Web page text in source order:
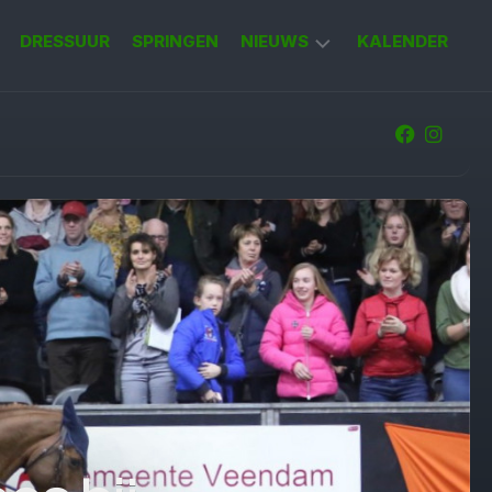
DRESSUUR SPRINGEN NIEUWS KALENDER